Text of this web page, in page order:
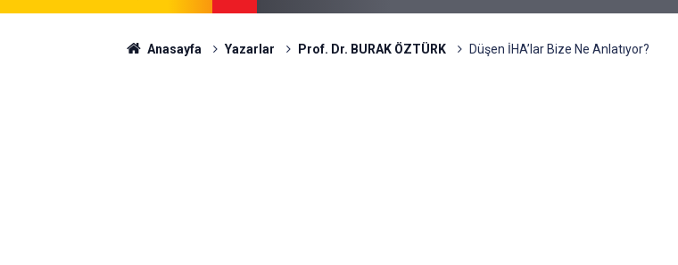
Anasayfa Yazarlar Prof. Dr. BURAK ÖZTÜRK Düşen İHA’lar Bize Ne Anlatıyor?